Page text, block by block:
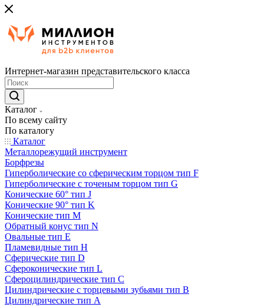
Интернет-магазин представительского класса
Каталог
По всему сайту
По каталогу
Каталог
Металлорежущий инструмент
Борфрезы
Гиперболические cо сферическим торцом тип F
Гиперболические с точеным торцом тип G
Конические 60° тип J
Конические 90° тип K
Конические тип M
Обратный конус тип N
Овальные тип E
Пламевидные тип H
Сферические тип D
Сфероконические тип L
Сфероцилиндрические тип C
Цилиндрические с торцевыми зубьями тип B
Цилиндрические тип А